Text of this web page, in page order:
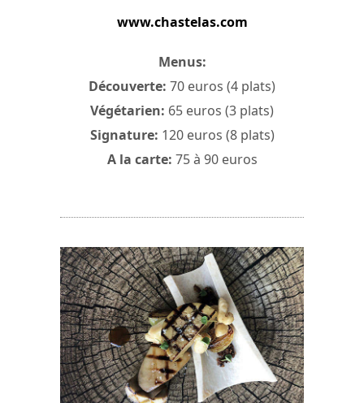
www.chastelas.com
Menus:
Découverte: 70 euros (4 plats)
Végétarien: 65 euros (3 plats)
Signature: 120 euros (8 plats)
A la carte: 75 à 90 euros